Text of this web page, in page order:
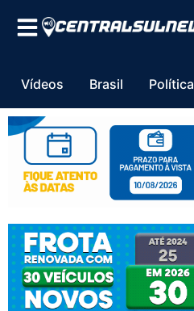
Vídeos Brasil Política